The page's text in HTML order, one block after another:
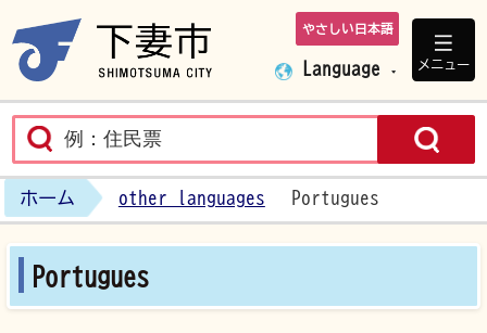
下妻市ホームペ
やさしい日本語
Language メニュー
ホーム other languages Portugues
Portugues